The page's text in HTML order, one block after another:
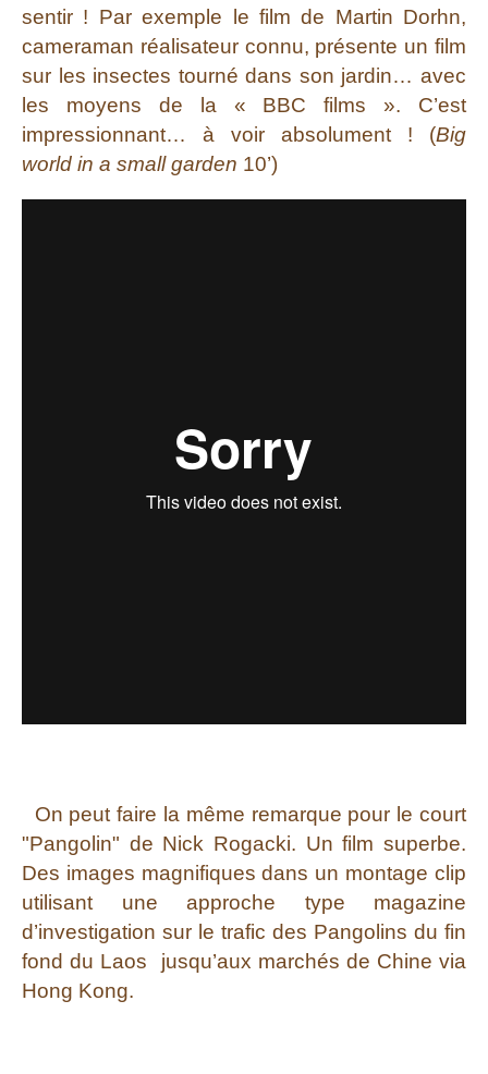
sentir ! Par exemple le film de Martin Dorhn,
cameraman réalisateur connu, présente un film
sur les insectes tourné dans son jardin… avec
les moyens de la « BBC films ». C’est
impressionnant… à voir absolument ! (Big
world in a small garden 10’)
On peut faire la même remarque pour le court
"Pangolin" de Nick Rogacki. Un film superbe.
Des images magnifiques dans un montage clip
utilisant une approche type magazine
d’investigation sur le trafic des Pangolins du fin
fond du Laos jusqu’aux marchés de Chine via
Hong Kong.